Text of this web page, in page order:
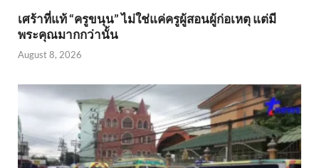
เศร้าที่แท้ “ครูขนุน” ไม่ใช่แค่ครูผู้สอนผู้ก่อเหตุ แต่มี
พระคุณมากกว่านั้น
August 8, 2026